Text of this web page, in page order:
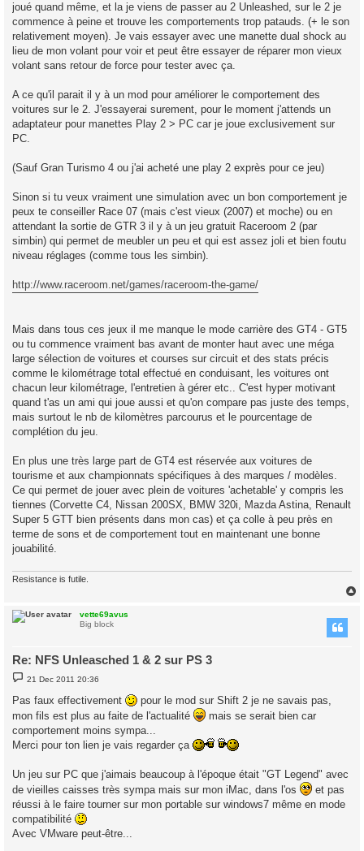
joué quand même, et la je viens de passer au 2 Unleashed, sur le 2 je
commence à peine et trouve les comportements trop patauds. (+ le son
relativement moyen). Je vais essayer avec une manette dual shock au
lieu de mon volant pour voir et peut être essayer de réparer mon vieux
volant sans retour de force pour tester avec ça.
A ce qu'il parait il y à un mod pour améliorer le comportement des
voitures sur le 2. J'essayerai surement, pour le moment j'attends un
adaptateur pour manettes Play 2 > PC car je joue exclusivement sur
PC.
(Sauf Gran Turismo 4 ou j'ai acheté une play 2 exprès pour ce jeu)
Sinon si tu veux vraiment une simulation avec un bon comportement je
peux te conseiller Race 07 (mais c'est vieux (2007) et moche) ou en
attendant la sortie de GTR 3 il y à un jeu gratuit Raceroom 2 (par
simbin) qui permet de meubler un peu et qui est assez joli et bien foutu
niveau réglages (comme tous les simbin).
http://www.raceroom.net/games/raceroom-the-game/
Mais dans tous ces jeux il me manque le mode carrière des GT4 - GT5
ou tu commence vraiment bas avant de monter haut avec une méga
large sélection de voitures et courses sur circuit et des stats précis
comme le kilométrage total effectué en conduisant, les voitures ont
chacun leur kilométrage, l'entretien à gérer etc.. C'est hyper motivant
quand t'as un ami qui joue aussi et qu'on compare pas juste des temps,
mais surtout le nb de kilomètres parcourus et le pourcentage de
complétion du jeu.
En plus une très large part de GT4 est réservée aux voitures de
tourisme et aux championnats spécifiques à des marques / modèles.
Ce qui permet de jouer avec plein de voitures 'achetable' y compris les
tiennes (Corvette C4, Nissan 200SX, BMW 320i, Mazda Astina, Renault
Super 5 GTT bien présents dans mon cas) et ça colle à peu près en
terme de sons et de comportement tout en maintenant une bonne
jouabilité.
Resistance is futile.
vette69avus
Big block
Re: NFS Unleasched 1 & 2 sur PS 3
P
o
t
21 Dec 2011 20:36
Pas faux effectivement
pour le mod sur Shift 2 je ne savais pas,
mon fils est plus au faite de l'actualité
mais se serait bien car
comportement moins sympa...
Merci pour ton lien je vais regarder ça
Un jeu sur PC que j'aimais beaucoup à l'époque était "GT Legend" avec
de vieilles caisses très sympa mais sur mon iMac, dans l'os
et pas
réussi à le faire tourner sur mon portable sur windows7 même en mode
compatibilité
Avec VMware peut-être...